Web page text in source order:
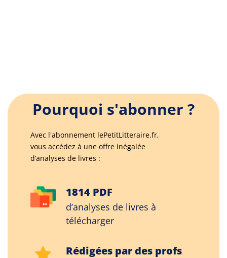
Pourquoi s'abonner ?
Avec l'abonnement lePetitLitteraire.fr,
vous accédez à une offre inégalée
d’analyses de livres :
1814 PDF
d’analyses de livres à
télécharger
Rédigées par des profs